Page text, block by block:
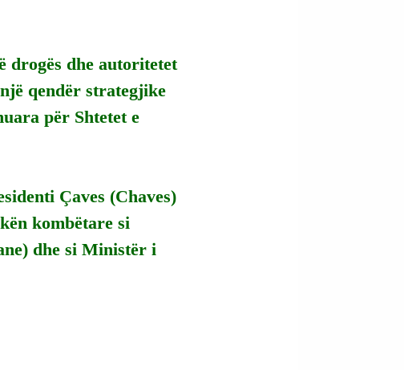
drogës dhe autoritetet
qendër strategjike
për Shtetet e
Çaves (Chaves)
kombëtare si
dhe si Ministër i